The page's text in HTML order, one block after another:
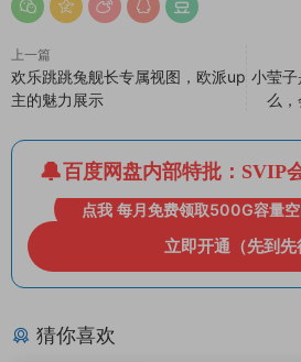
上一篇
欢乐跳跳兔舰长专属视图，欧派up
主的魅力展示
小莹
么，
百度网盘内部特批：SVIP
点我 每月免费领取500G容量
立即开通（先到先
猜你喜欢